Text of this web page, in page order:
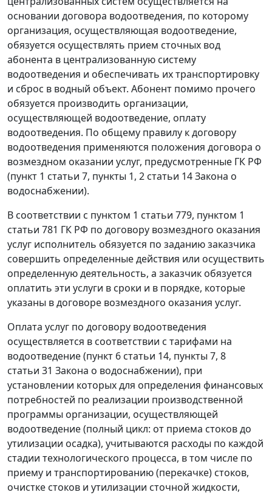
основании договора водоотведения, по которому
организация, осуществляющая водоотведение,
обязуется осуществлять прием сточных вод
абонента в централизованную систему
водоотведения и обеспечивать их транспортировку
и сброс в водный объект. Абонент помимо прочего
обязуется производить организации,
осуществляющей водоотведение, оплату
водоотведения. По общему правилу к договору
водоотведения применяются положения договора о
возмездном оказании услуг, предусмотренные ГК РФ
(пункт 1 статьи 7, пункты 1, 2 статьи 14 Закона о
водоснабжении).
В соответствии с пунктом 1 статьи 779, пунктом 1
статьи 781 ГК РФ по договору возмездного оказания
услуг исполнитель обязуется по заданию заказчика
совершить определенные действия или осуществить
определенную деятельность, а заказчик обязуется
оплатить эти услуги в сроки и в порядке, которые
указаны в договоре возмездного оказания услуг.
Оплата услуг по договору водоотведения
осуществляется в соответствии с тарифами на
водоотведение (пункт 6 статьи 14, пункты 7, 8
статьи 31 Закона о водоснабжении), при
установлении которых для определения финансовых
потребностей по реализации производственной
программы организации, осуществляющей
водоотведение (полный цикл: от приема стоков до
утилизации осадка), учитываются расходы по каждой
стадии технологического процесса, в том числе по
приему и транспортированию (перекачке) стоков,
очистке стоков и утилизации сточной жидкости,